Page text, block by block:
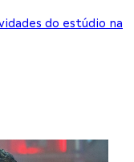
do estúdio na